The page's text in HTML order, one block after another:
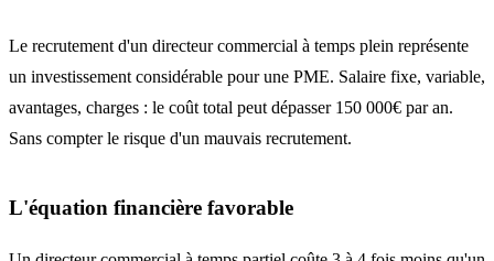
Le recrutement d'un directeur commercial à temps plein représente
un investissement considérable pour une PME. Salaire fixe, variable,
avantages, charges : le coût total peut dépasser 150 000€ par an.
Sans compter le risque d'un mauvais recrutement.
L'équation financière favorable